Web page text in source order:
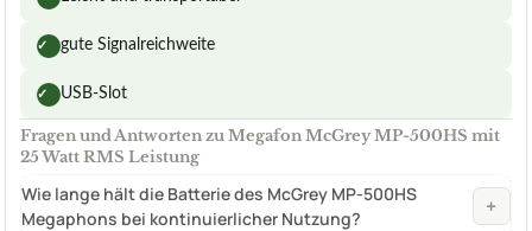
✓ gute Signalreichweite
✓ USB-Slot
Fragen und Antworten zu Megafon McGrey MP-500HS mit
25 Watt RMS Leistung
Wie lange hält die Batterie des McGrey MP-500HS
Megaphons bei kontinuierlicher Nutzung?
+